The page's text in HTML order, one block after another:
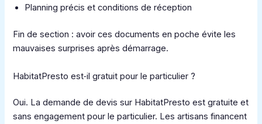
Planning précis et conditions de réception
Fin de section : avoir ces documents en poche évite les
mauvaises surprises après démarrage.
HabitatPresto est‑il gratuit pour le particulier ?
Oui. La demande de devis sur HabitatPresto est gratuite et
sans engagement pour le particulier. Les artisans financent